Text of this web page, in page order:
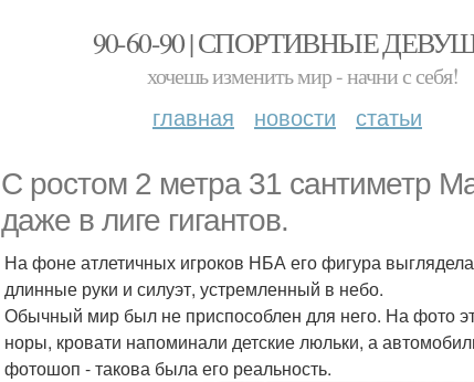
90-60-90 | СПОРТИВНЫЕ
хочешь изменить мир - начни с себя!
главная новости статьи
С ростом 2 метра 31 сантиметр
даже в лиге гигантов.
На фоне атлетичных игроков НБА его фигура
длинные руки и силуэт, устремленный в небо.
Обычный мир был не приспособлен для него. На фото
норы, кровати напоминали детские люльки, а
фотошоп - такова была его реальность.